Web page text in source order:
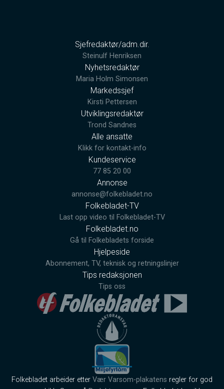
Sjefredaktør/adm.dir.
Steinulf Henriksen
Nyhetsredaktør
Maria Holm Simonsen
Markedssjef
Kirsti Pettersen
Utviklingsredaktør
Trond Sandnes
Alle ansatte
Klikk for kontakt-info
Kundeservice
77 85 20 00
Annonse
annonse@folkebladet.no
Folkebladet-TV
Last opp video til Folkebladet-TV
Folkebladet.no
Gå til Folkebladets forside
Hjelpeside
Abonnement, TV, teknisk og retningslinjer
Tips redaksjonen
Tips oss
Folkebladet arbeider etter Vær Varsom-plakatens regler for god